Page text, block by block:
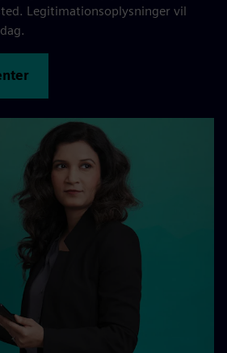
Legitimationsoplysninger vil